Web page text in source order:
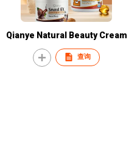
Qianye Natural Beauty Cream
查询